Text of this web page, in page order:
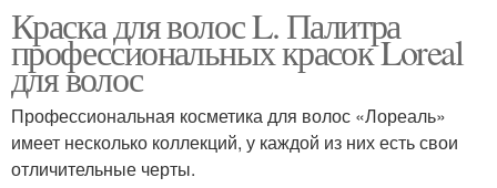
Краска для волос L. Палитра
профессиональных красок Loreal
для волос
Профессиональная косметика для волос «Лореаль»
имеет несколько коллекций, у каждой из них есть свои
отличительные черты.